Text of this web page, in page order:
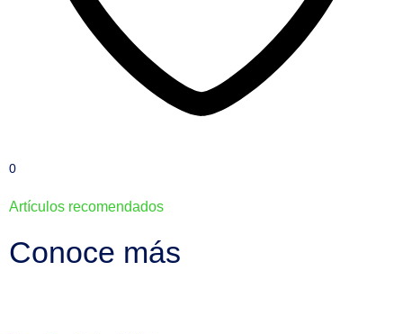
0
Artículos recomendados
Conoce más